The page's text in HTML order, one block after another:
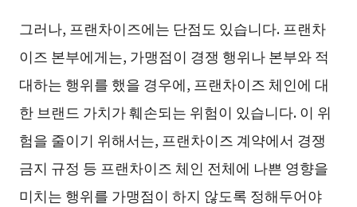
그러나, 프랜차이즈에는 단점도 있습니다. 프랜차
이즈 본부에게는, 가맹점이 경쟁 행위나 본부와 적
대하는 행위를 했을 경우에, 프랜차이즈 체인에 대
한 브랜드 가치가 훼손되는 위험이 있습니다. 이 위
험을 줄이기 위해서는, 프랜차이즈 계약에서 경쟁
금지 규정 등 프랜차이즈 체인 전체에 나쁜 영향을
미치는 행위를 가맹점이 하지 않도록 정해두어야